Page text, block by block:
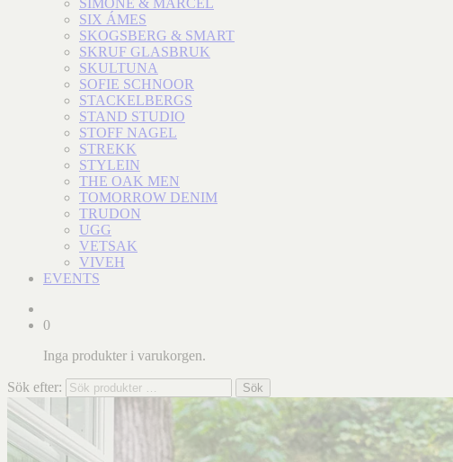
SIMONE & MARCEL
SIX ÁMES
SKOGSBERG & SMART
SKRUF GLASBRUK
SKULTUNA
SOFIE SCHNOOR
STACKELBERGS
STAND STUDIO
STOFF NAGEL
STREKK
STYLEIN
THE OAK MEN
TOMORROW DENIM
TRUDON
UGG
VETSAK
VIVEH
EVENTS
0
Inga produkter i varukorgen.
Sök efter: Sök